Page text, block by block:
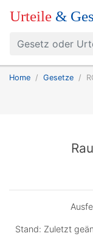
Urteile &
Home Gesetze
Stand: Zuletzt